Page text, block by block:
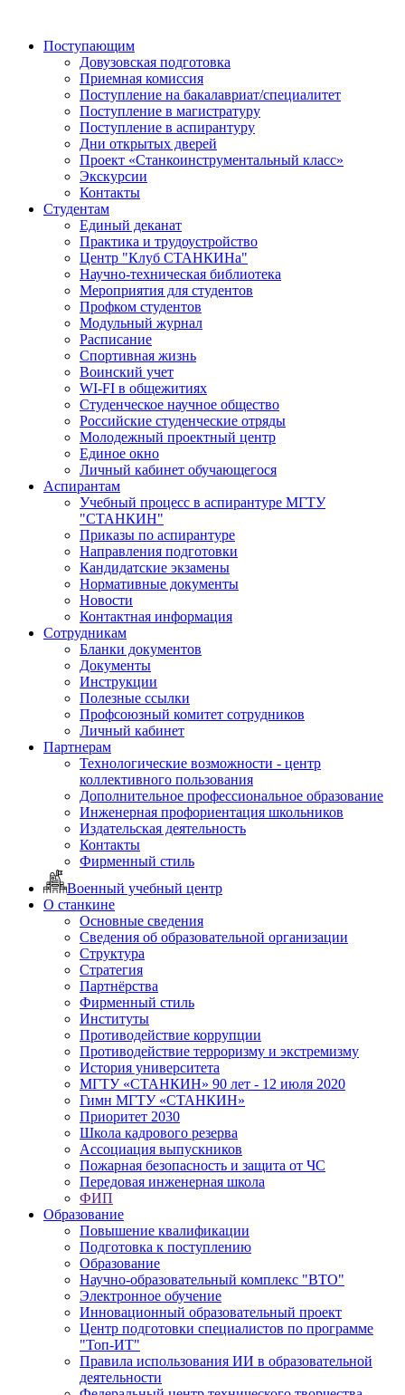
Поступающим
Довузовская подготовка
Приемная комиссия
Поступление на бакалавриат/специалитет
Поступление в магистратуру
Поступление в аспирантуру
Дни открытых дверей
Проект «Станкоинструментальный класс»
Экскурсии
Контакты
Студентам
Единый деканат
Практика и трудоустройство
Центр "Клуб СТАНКИНа"
Научно-техническая библиотека
Мероприятия для студентов
Профком студентов
Модульный журнал
Расписание
Спортивная жизнь
Воинский учет
WI-FI в общежитиях
Студенческое научное общество
Российские студенческие отряды
Молодежный проектный центр
Единое окно
Личный кабинет обучающегося
Аспирантам
Учебный процесс в аспирантуре МГТУ
"СТАНКИН"
Приказы по аспирантуре
Направления подготовки
Кандидатские экзамены
Нормативные документы
Новости
Контактная информация
Сотрудникам
Бланки документов
Документы
Инструкции
Полезные ссылки
Профсоюзный комитет сотрудников
Личный кабинет
Партнерам
Технологические возможности - центр
коллективного пользования
Дополнительное профессиональное образование
Инженерная профориентация школьников
Издательская деятельность
Контакты
Фирменный стиль
Военный учебный центр
О станкине
Основные сведения
Сведения об образовательной организации
Структура
Стратегия
Партнёрства
Фирменный стиль
Институты
Противодействие коррупции
Противодействие терроризму и экстремизму
История университета
МГТУ «СТАНКИН» 90 лет - 12 июля 2020
Гимн МГТУ «СТАНКИН»
Приоритет 2030
Школа кадрового резерва
Ассоциация выпускников
Пожарная безопасность и защита от ЧС
Передовая инженерная школа
ФИП
Образование
Повышение квалификации
Подготовка к поступлению
Образование
Научно-образовательный комплекс "ВТО"
Электронное обучение
Инновационный образовательный проект
Центр подготовки специалистов по программе
"Топ-ИТ"
Правила использования ИИ в образовательной
деятельности